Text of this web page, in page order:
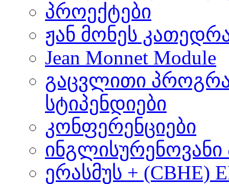
პროექტები
ჟან მონეს
Jean Monnet Module
გაცვლითი
სტიპენდიები
კონფერენციები
ერასმუს + (CBHE)